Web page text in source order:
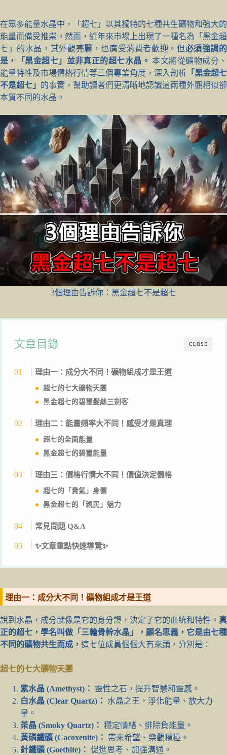
在眾多能量水晶中，「超七」以其獨特的七種共生礦物和強大的
能量而備受推崇。然而，近年來市場上出現了一種名為「黑金超
七」的水晶，其外觀亮麗，也廣受消費者歡迎。但必須強調的
是，「黑金超七」並非真正的超七水晶。 本文將從礦物成分、
能量特性及市場價格行情等三個專業角度，深入剖析 「黑金超七
不是超七」 的事實，幫助讀者們更清晰地認識這兩種外觀相似卻
本質不同的水晶。
3個理由告訴你：黑金超七不是超七
CLOSE
文章目錄
理由一：成分大不同！礦物組成才是王道
超七的七大礦物天團
黑金超七的碧璽髮絲三劍客
理由二：能量頻率大不同！感受才是真理
超七的全面能量
黑金超七的碧璽能量
理由三：價格行情大不同！價值決定價格
超七的「貴氣」身價
黑金超七的「親民」魅力
常見問題 Q&A
✨文章重點快速導覽✨
理由一：成分大不同！礦物組成才是王道
說到水晶，成分就像是它的身分證，決定了它的血統和特性。 真
正的超七，學名叫做「三輪骨幹水晶」，顧名思義，它是由七種
不同的礦物共生而成， 這七位成員個個大有來頭，分別是：
超七的七大礦物天團
紫水晶 (Amethyst)：
靈性之石，提升智慧和靈感。
白水晶 (Clear Quartz)：
水晶之王，淨化能量、放大力
量。
茶晶 (Smoky Quartz)： 穩定情緒、排除負能量。
黃磷鐵礦 (Cacoxenite)：
帶來希望、樂觀積極。
針鐵礦 (Goethite)： 促進思考、加強溝通。